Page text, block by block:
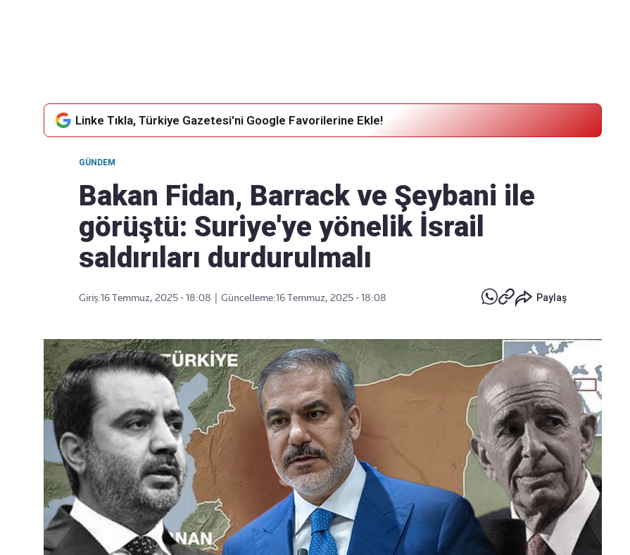
Linke Tıkla, Türkiye Gazetesi'ni Google Favorilerine Ekle!
GÜNDEM
Bakan Fidan, Barrack ve Şeybani ile
görüştü: Suriye'ye yönelik İsrail
saldırıları durdurulmalı
Giriş:16 Temmuz, 2025 - 18:08 Güncelleme:16 Temmuz, 2025 - 18:08 Paylaş